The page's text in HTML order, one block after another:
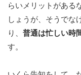
らいメリットがある
しょうが、そうでな
り、 普通は忙しい時
す。